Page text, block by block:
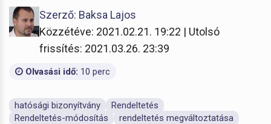
Szerző: Baksa Lajos
Közzétéve: 2021.02.21. 19:22 | Utolsó
frissítés: 2021.03.26. 23:39
Olvasási idő: 10 perc
hatósági bizonyítvány
Rendeltetés
Rendeltetés-módosítás
rendeltetés megváltoztatása